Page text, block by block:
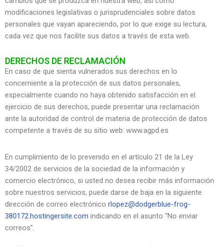
modificaciones legislativas o jurisprudenciales sobre datos
personales que vayan apareciendo, por lo que exige su lectura,
cada vez que nos facilite sus datos a través de esta web.
DERECHOS DE RECLAMACIÓN
En caso de que sienta vulnerados sus derechos en lo
concerniente a la protección de sus datos personales,
especialmente cuando no haya obtenido satisfacción en el
ejercicio de sus derechos, puede presentar una reclamación
ante la autoridad de control de materia de protección de datos
competente a través de su sitio web: www.agpd.es
En cumplimiento de lo prevenido en el artículo 21 de la Ley
34/2002 de servicios de la sociedad de la información y
comercio electrónico, si usted no desea recibir más información
sobre nuestros servicios, puede darse de baja en la siguiente
dirección de correo electrónico rlopez@dodgerblue-frog-
380172.hostingersite.com indicando en el asunto “No enviar
correos”.